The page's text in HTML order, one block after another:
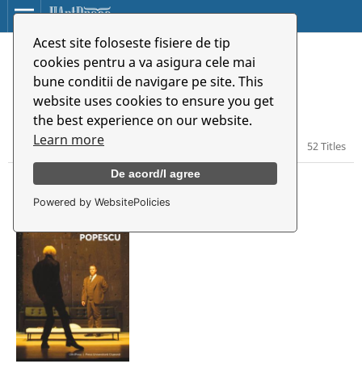
Acest site foloseste fisiere de tip
cookies pentru a va asigura cele mai
bune conditii de navigare pe site. This
website uses cookies to ensure you get
the best experience on our website.
Learn more
De acord/I agree
Powered by WebsitePolicies
/
Catalog
52 Titles